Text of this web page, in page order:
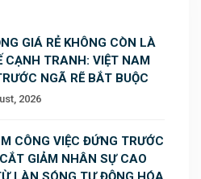
GIÁ RẺ KHÔNG CÒN LÀ
CẠNH TRANH: VIỆT NAM
NGÃ RẼ BẮT BUỘC
2026
CÔNG VIỆC ĐỨNG TRƯỚC
GIẢM NHÂN SỰ CAO